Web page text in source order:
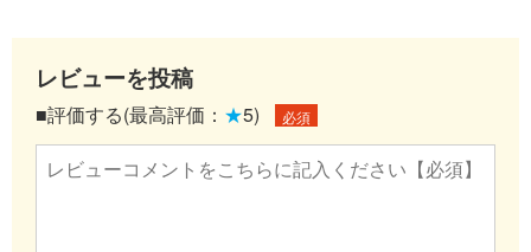
レビューを投稿
■評価する(最高評価： ★5) 必須